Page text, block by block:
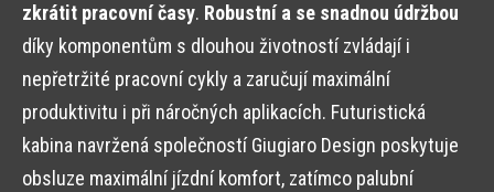
zkrátit pracovní časy. Robustní a se snadnou údržbou
díky komponentům s dlouhou životností zvládají i
nepřetržité pracovní cykly a zaručují maximální
produktivitu i při náročných aplikacích. Futuristická
kabina navržená společností Giugiaro Design poskytuje
obsluze maximální jízdní komfort, zatímco palubní